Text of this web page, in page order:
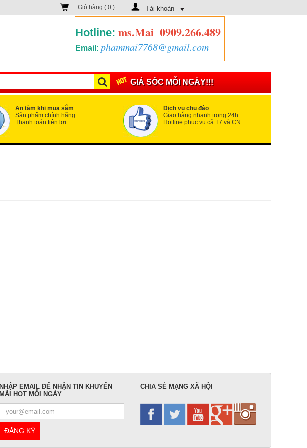
Giỏ hàng (0 ) Tài khoản
Hotline: ms.Mai 0909.266.489
Email: phammai7768@gmail.com
GIÁ SỐC MỖI NGÀY!!!
An tâm khi mua sắm
Sản phẩm chính hãng
Thanh toán tiện lợi
Dịch vụ chu đáo
Giao hàng nhanh trong 24h
Hotline phục vụ cả T7 và CN
NHẬP EMAIL ĐỂ NHẬN TIN KHUYẾN
MÃI HOT MỖI NGÀY
CHIA SẺ MẠNG XÃ HỘI